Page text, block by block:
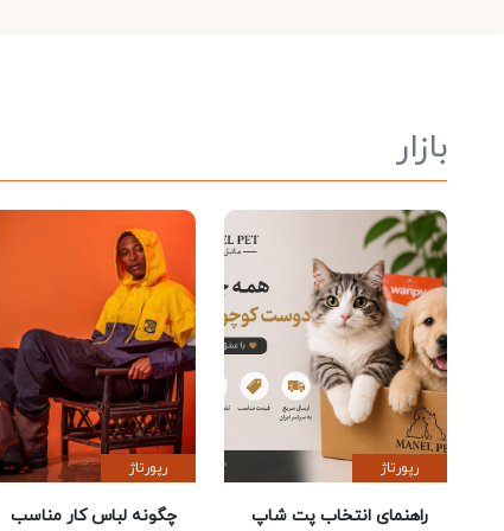
بازار
رپورتاژ
راهنمای انتخاب پت شاپ
رپورتاژ
چگونه لباس کار مناسب